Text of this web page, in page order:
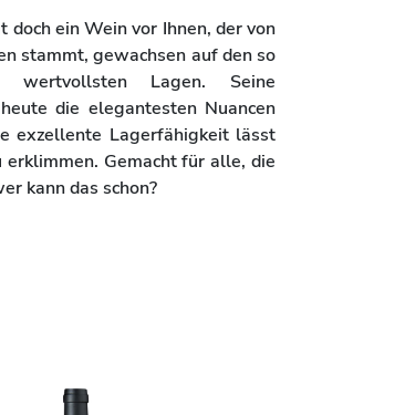
doch ein Wein vor Ihnen, der von
stammt, gewachsen auf den so
wertvollsten Lagen. Seine
die elegantesten Nuancen
exzellente Lagerfähigkeit lässt
Gemacht für alle, die
kann das schon?